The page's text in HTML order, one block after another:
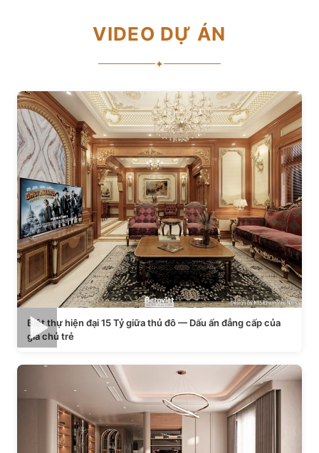
VIDEO DỰ ÁN
✦
Biệt thự hiện đại 15 Tỷ giữa thủ đô — Dấu ấn đẳng cấp của
gia chủ trẻ